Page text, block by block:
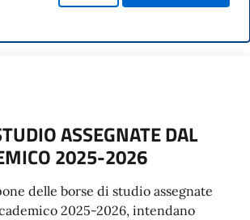
ASSEGNATE DAL
2025-2026
delle borse di studio assegnate
2025-2026, intendano